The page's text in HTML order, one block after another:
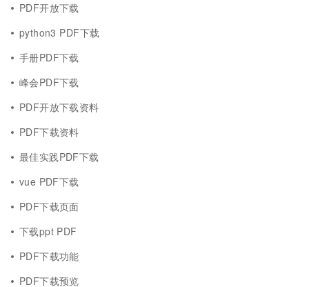
PDF开放下载
python3 PDF下载
手册PDF下载
峰会PDF下载
PDF开放下载资料
PDF下载资料
最佳实践PDF下载
vue PDF下载
PDF下载页面
下载ppt PDF
PDF下载功能
PDF下载预览